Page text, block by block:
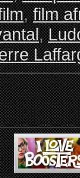
,film
,